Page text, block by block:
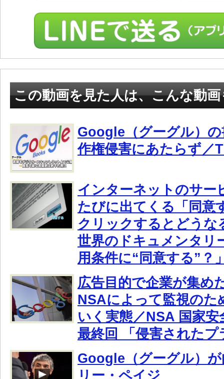
この動画を見た人は、こんな動
Google（グーグル）
作権侵害にあたらず／
インターネットのサー
たびに出てくる「同意
クリックするとどうな
世界のドキュメンタリ
用条件に“同意する”？
広告目的で企業が集め
NSAによって監視のた
いく実態／NSA 国家安
最終回 「侵害されたプ
Google（グーグル）
リー・ペイジ